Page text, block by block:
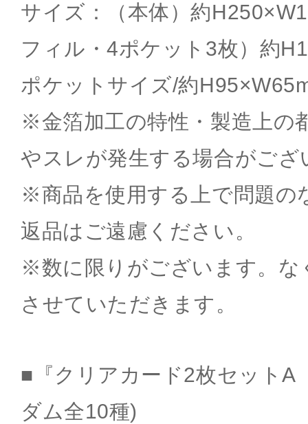
サイズ：（本体）約
フィル・4ポケット3枚）約
ポケットサイズ/約
※金箔加工の特性・製造上の
やスレが発生する場合がござ
※商品を使用する上で問題の
返品はご遠慮ください。
※数に限りがございます。な
させていただきます。
■『クリアカード2枚セットA
ダム全10種)